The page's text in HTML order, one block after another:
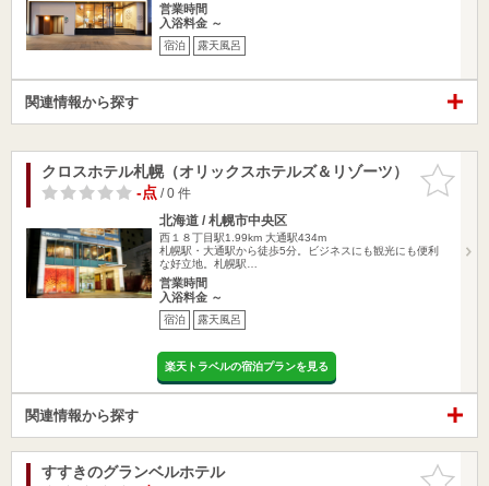
営業時間
入浴料金 ～
宿泊 露天風呂
関連情報から探す
お気に入
りに追加
クロスホテル札幌（オリックスホテルズ＆リゾーツ）
-点/ 0 件
北海道 / 札幌市中央区
西１８丁目駅1.99km 大通駅434m
札幌駅・大通駅から徒歩5分。ビジネスにも観光にも便利
な好立地。札幌駅…
営業時間
入浴料金 ～
宿泊 露天風呂
楽天トラベルの宿泊プランを見る
関連情報から探す
お気に入
すすきのグランベルホテル